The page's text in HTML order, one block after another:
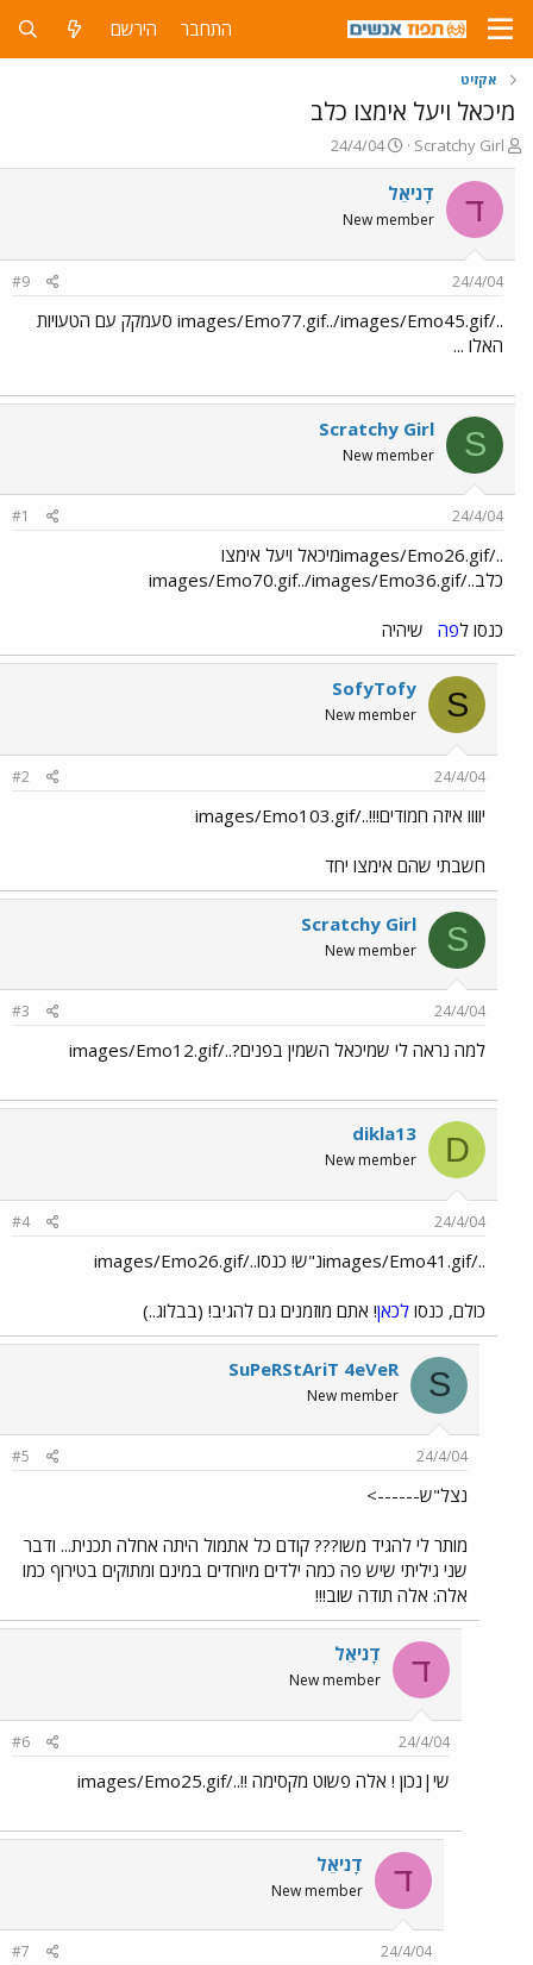
התחבר הירשם
אקזיט
מיכאל ויעל אימצו כלב
פ
ו
ת
ח
ה
ש
Scratchy Girl
פ
ו
ם
ר
24/4/04
ד דָניאֵל
New member
24/4/04
#9
../images/Emo77.gif../images/Emo45.gif סעמקק עם הטעויות
האלו ...
S
Scratchy Girl
New member
24/4/04
#1
../images/Emo26.gifמיכאל ויעל אימצו
כלב../images/Emo70.gif../images/Emo36.gif
כנסו לפה שיהיה
S
SofyTofy
New member
24/4/04
#2
יוווו איזה חמודים!!!../images/Emo103.gif
חשבתי שהם אימצו יחד
S
Scratchy Girl
New member
24/4/04
#3
למה נראה לי שמיכאל השמין בפנים?../images/Emo12.gif
D
dikla13
New member
24/4/04
#4
../images/Emo41.gifנ"ש! כנסו../images/Emo26.gif
כולם, כנסו לכאן! אתם מוזמנים גם להגיב! (בבלוג..)
S
SuPeRStAriT 4eVeR
New member
24/4/04
#5
נצל"ש------>
מותר לי להגיד משו??? קודם כל אתמול היתה אחלה תכנית... ודבר
שני גיליתי שיש פה כמה ילדים מיוחדים במינם ומתוקים בטירוף כמו
אלה: אלה תודה שוב!!!
ד דָניאֵל
New member
24/4/04
#6
שי|נכון ! אלה פשוט מקסימה !!../images/Emo25.gif
ד דָניאֵל
New member
24/4/04
#7